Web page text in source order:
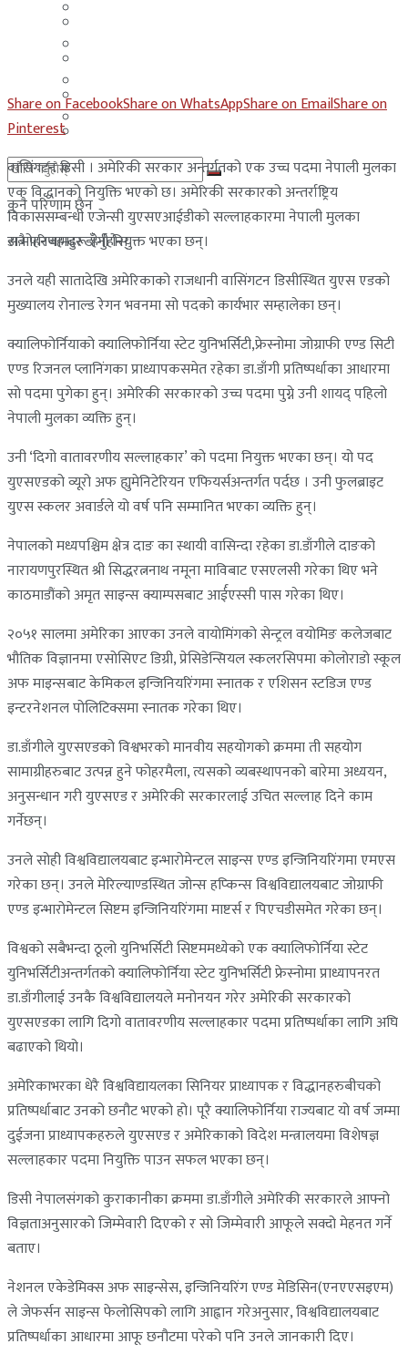
साउदी अरब
कुनै परिणाम छैन
सबै परिणामहरू हेर्नुहोस्
युएई
साउदी अरब
Share on FacebookShare on WhatsAppShare on EmailShare on
Pinterest
वासिंगटन डिसी । अमेरिकी सरकार अन्तर्गतको एक उच्च पदमा नेपाली मुलका
एक विद्धानको नियुक्ति भएको छ। अमेरिकी सरकारको अन्तर्राष्ट्रिय
विकाससम्बन्धी एजेन्सी युएसएआईडीको सल्लाहकारमा नेपाली मुलका
डा.मोहनबहादुर डाँगी नियुक्त भएका छन्।
उनले यही सातादेखि अमेरिकाको राजधानी वासिंगटन डिसीस्थित युएस एडको
मुख्यालय रोनाल्ड रेगन भवनमा सो पदको कार्यभार सम्हालेका छन्।
क्यालिफोर्नियाको क्यालिफोर्निया स्टेट युनिभर्सिटी,फ्रेस्नोमा जोग्राफी एण्ड सिटी
एण्ड रिजनल प्लानिंगका प्राध्यापकसमेत रहेका डा.डाँगी प्रतिष्पर्धाका आधारमा
सो पदमा पुगेका हुन्। अमेरिकी सरकारको उच्च पदमा पुग्ने उनी शायद् पहिलो
नेपाली मुलका व्यक्ति हुन्।
उनी ‘दिगो वातावरणीय सल्लाहकार’ को पदमा नियुक्त भएका छन्। यो पद
युएसएडको व्यूरो अफ ह्युमेनिटेरियन एफियर्सअन्तर्गत पर्दछ । उनी फुलब्राइट
युएस स्कलर अवार्डले यो वर्ष पनि सम्मानित भएका व्यक्ति हुन्।
नेपालको मध्यपश्चिम क्षेत्र दाङ का स्थायी वासिन्दा रहेका डा.डाँगीले दाङको
नारायणपुरस्थित श्री सिद्धरत्ननाथ नमूना माविबाट एसएलसी गरेका थिए भने
काठमाडौंको अमृत साइन्स क्याम्पसबाट आर्ईएस्सी पास गरेका थिए।
२०५१ सालमा अमेरिका आएका उनले वायोमिंगको सेन्ट्रल वयोमिङ कलेजबाट
भौतिक विज्ञानमा एसोसिएट डिग्री, प्रेसिडेन्सियल स्कलरसिपमा कोलोराडो स्कूल
अफ माइन्सबाट केमिकल इन्जिनियरिंगमा स्नातक र एशिसन स्टडिज एण्ड
इन्टरनेशनल पोलिटिक्समा स्नातक गरेका थिए।
डा.डाँगीले युएसएडको विश्वभरको मानवीय सहयोगको क्रममा ती सहयोग
सामाग्रीहरुबाट उत्पन्न हुने फोहरमैला, त्यसको व्यबस्थापनको बारेमा अध्ययन,
अनुसन्धान गरी युएसएड र अमेरिकी सरकारलाई उचित सल्लाह दिने काम
गर्नेछन्।
उनले सोही विश्वविद्यालयबाट इन्भारोमेन्टल साइन्स एण्ड इन्जिनियरिंगमा एमएस
गरेका छन्। उनले मेरिल्याण्डस्थित जोन्स हप्किन्स विश्वविद्यालयबाट जोग्राफी
एण्ड इन्भारोमेन्टल सिष्टम इन्जिनियरिंगमा माष्टर्स र पिएचडीसमेत गरेका छन्।
विश्वको सबैभन्दा ठूलो युनिभर्सिटी सिष्टममध्येको एक क्यालिफोर्निया स्टेट
युनिभर्सिटीअन्तर्गतको क्यालिफोर्निया स्टेट युनिभर्सिटी फ्रेस्नोमा प्राध्यापनरत
डा.डाँगीलाई उनकै विश्वविद्यालयले मनोनयन गरेर अमेरिकी सरकारको
युएसएडका लागि दिगो वातावरणीय सल्लाहकार पदमा प्रतिष्पर्धाका लागि अघि
बढाएको थियो।
अमेरिकाभरका धेरै विश्वविद्यायलका सिनियर प्राध्यापक र विद्धानहरुबीचको
प्रतिष्पर्धाबाट उनको छनौट भएको हो। पूरै क्यालिफोर्निया राज्यबाट यो वर्ष जम्मा
दुईजना प्राध्यापकहरुले युएसएड र अमेरिकाको विदेश मन्त्रालयमा विशेषज्ञ
सल्लाहकार पदमा नियुक्ति पाउन सफल भएका छन्।
डिसी नेपालसंगको कुराकानीका क्रममा डा.डाँगीले अमेरिकी सरकारले आफ्नो
विज्ञताअनुसारको जिम्मेवारी दिएको र सो जिम्मेवारी आफूले सक्दो मेहनत गर्ने
बताए।
नेशनल एकेडेमिक्स अफ साइन्सेस, इन्जिनियरिंग एण्ड मेडिसिन(एनएएसइएम)
ले जेफर्सन साइन्स फेलोसिपको लागि आह्वान गरेअनुसार, विश्वविद्यालयबाट
प्रतिष्पर्धाका आधारमा आफू छनौटमा परेको पनि उनले जानकारी दिए।